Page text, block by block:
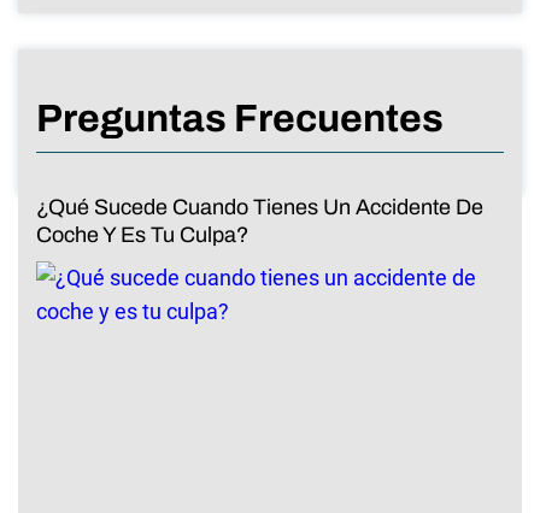
Preguntas Frecuentes
¿Qué Sucede Cuando Tienes Un Accidente De
Coche Y Es Tu Culpa?